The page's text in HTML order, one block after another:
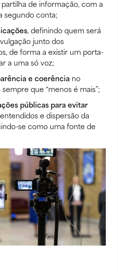
partilha de informação, com a
segundo conta;
, definindo quem será
junto dos
de forma a existir um porta-
a uma só voz;
e coerência no
que “menos é mais”;
públicas para evitar
e dispersão da
se como uma fonte de